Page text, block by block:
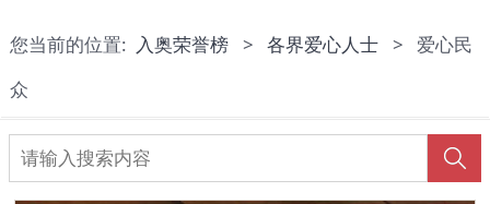
您当前的位置: 入奥荣誉榜 > 各界爱心人士 > 爱心民
众